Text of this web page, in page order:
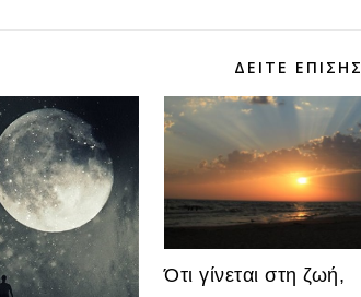
ΔΕΊΤΕ ΕΠΊΣΗΣ
Ότι γίνεται στη ζωή,